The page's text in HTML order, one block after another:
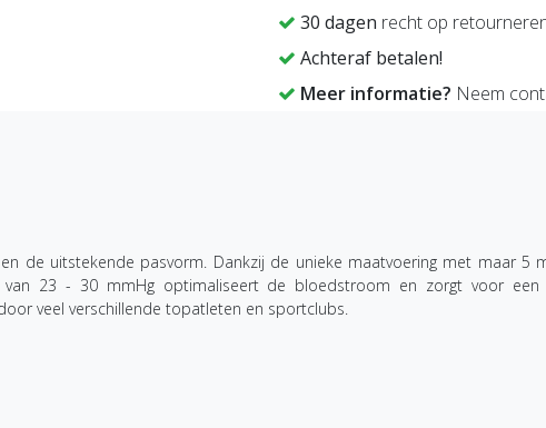
30 dagen recht op
Achteraf betalen!
Meer informatie? Neem
de uitstekende pasvorm. Dankzij de unieke maatvoering met maar
23 - 30 mmHg optimaliseert de bloedstroom en zorgt voor een
veel verschillende topatleten en sportclubs.